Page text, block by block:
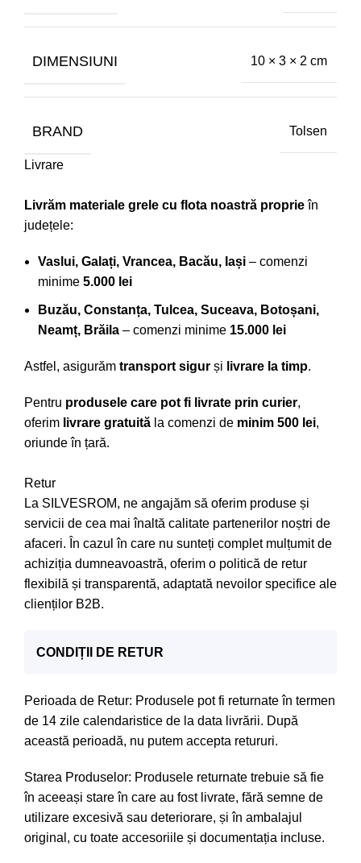
DIMENSIUNI 10 × 3 × 2 cm
BRAND Tolsen
Livrare
Livrăm materiale grele cu flota noastră proprieîn
județele:
Vaslui, Galați, Vrancea, Bacău, Iași – comenzi
minime 5.000 lei
Buzău, Constanța, Tulcea, Suceava, Botoșani,
Neamț, Brăila – comenzi minime 15.000 lei
Astfel, asigurăm transport sigur și livrare la timp.
Pentru produsele care pot fi livrate prin curier,
oferim livrare gratuită la comenzi de minim 500 lei,
oriunde în țară.
Retur
La SILVESROM, ne angajăm să oferim produse și
servicii de cea mai înaltă calitate partenerilor noștri de
afaceri. În cazul în care nu sunteți complet mulțumit de
achiziția dumneavoastră, oferim o politică de retur
flexibilă și transparentă, adaptată nevoilor specifice ale
clienților B2B.
CONDIȚII DE RETUR
Perioada de Retur: Produsele pot fi returnate în termen
de 14 zile calendaristice de la data livrării. După
această perioadă, nu putem accepta retururi.
Starea Produselor: Produsele returnate trebuie să fie
în aceeași stare în care au fost livrate, fără semne de
utilizare excesivă sau deteriorare, și în ambalajul
original, cu toate accesoriile și documentația incluse.